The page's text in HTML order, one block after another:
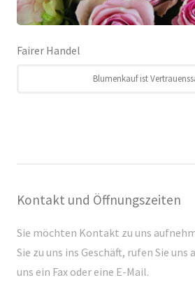
Fairer Handel
Blumenkauf ist
Kontakt und Öffnungszeiten
Sie möchten Kontakt zu uns
Sie zu uns ins Geschäft, rufen Sie uns
uns ein Fax oder eine E-Mail.